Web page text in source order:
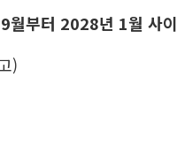
월부터 2028년 1월 사이
)